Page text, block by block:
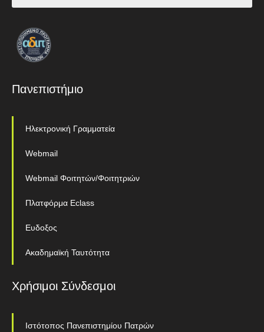
Πανεπιστήμιο
Ηλεκτρονική Γραμματεία
Webmail
Webmail Φοιτητών/Φοιτητριών
Πλατφόρμα Eclass
Ευδοξος
Ακαδημαϊκή Ταυτότητα
Χρήσιμοι Σύνδεσμοι
Ιστότοπος Πανεπιστημίου Πατρών